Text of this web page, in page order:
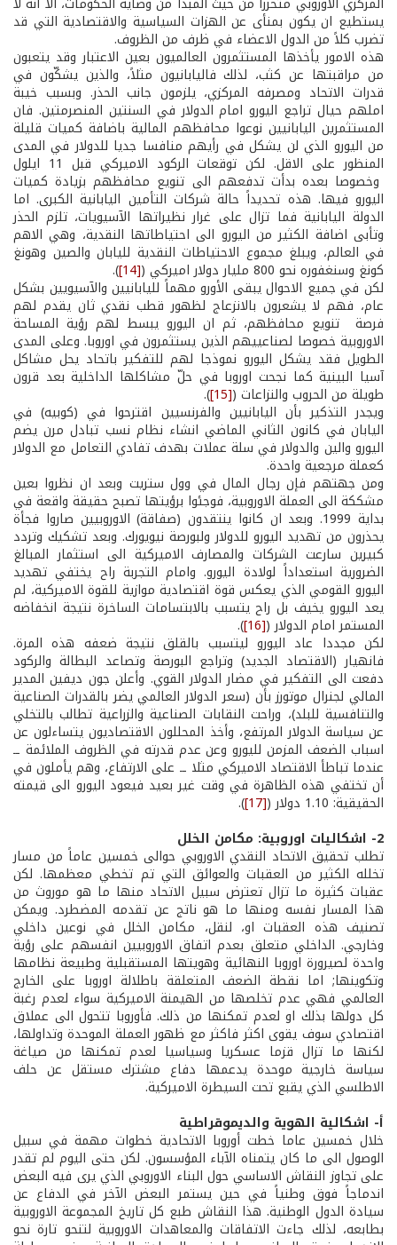
يستطيع ان يكون بمنأى عن الهزات السياسية والاقتصادية التي قد
تضرب كلاً من الدول الاعضاء في ظرف من الظروف.
هذه الامور يأخذها المستثمرون العالميون بعين الاعتبار وقد يتعبون
من مراقبتها عن كثب، لذلك فاليابانيون مثلاً، والذين يشكّون في
قدرات الاتحاد ومصرفه المركزي، يلزمون جانب الحذر. وبسبب خيبة
املهم حيال تراجع اليورو امام الدولار في السنتين المنصرمتين. فان
المستثمرين اليابانيين نوعوا محافظهم المالية باضافة كميات قليلة
من اليورو الذي لن يشكل في رأيهم منافسا جديا للدولار في المدى
المنظور على الاقل. لكن توقعات الركود الاميركي قبل 11 ايلول
وخصوصا بعده بدأت تدفعهم الى تنويع محافظهم بزيادة كميات
اليورو فيها. هذه تحديداً حالة شركات التأمين اليابانية الكبرى. اما
الدولة اليابانية فما تزال على غرار نظيراتها الآسيويات، تلزم الحذر
وتأبى اضافة الكثير من اليورو الى احتياطاتها النقدية، وهي الاهم
في العالم، ويبلغ مجموع الاحتياطات النقدية لليابان والصين وهونغ
كونغ وسنغفوره نحو 800 مليار دولار اميركي ( [14]
).
لكن في جميع الاحوال يبقى الأورو مهماً لليابانيين والآسيويين بشكل
عام، فهم لا يشعرون بالانزعاج لظهور قطب نقدي ثان يقدم لهم
فرصة تنويع محافظهم، ثم ان اليورو يبسط لهم رؤية المساحة
الاوروبية خصوصا لصناعييهم الذين يستثمرون في اوروبا. وعلى المدى
الطويل فقد يشكل اليورو نموذجا لهم للتفكير باتحاد يحل مشاكل
آسيا البينية كما نجحت اوروبا في حلّ مشاكلها الداخلية بعد قرون
طويلة من الحروب والنزاعات ([15]
).
ويجدر التذكير بأن اليابانيين والفرنسيين اقترحوا في (كوبيه) في
اليابان في كانون الثاني الماضي انشاء نظام نسب تبادل مرن يضم
اليورو والين والدولار في سلة عملات بهدف تفادي التعامل مع الدولار
كعملة مرجعية واحدة.
ومن جهتهم فإن رجال المال في وول ستريت وبعد ان نظروا بعين
مشككة الى العملة الاوروبية، فوجئوا برؤيتها تصبح حقيقة واقعة في
بداية 1999. وبعد ان كانوا ينتقدون (صفاقة) الاوروبيين صاروا فجأة
يحذرون من تهديد اليورو للدولار ولبورصة نيويورك. وبعد تشكيك وتردد
كبيرين سارعت الشركات والمصارف الاميركية الى استثمار المبالغ
الضرورية استعداداً لولادة اليورو. وامام التجربة راح يختفي تهديد
اليورو القومي الذي يعكس قوة اقتصادية موازية للقوة الاميركية، لم
يعد اليورو يخيف بل راح يتسبب بالابتسامات الساخرة نتيجة انخفاضه
المستمر امام الدولار ([16]
).
لكن مجددا عاد اليورو ليتسبب بالقلق نتيجة ضعفه هذه المرة.
فانهيار (الاقتصاد الجديد) وتراجع البورصة وتصاعد البطالة والركود
دفعت الى التفكير في مضار الدولار القوي. وأعلن جون ديفين المدير
المالي لجنرال موتورز بأن (سعر الدولار العالمي يضر بالقدرات الصناعية
والتنافسية للبلد)، وراحت النقابات الصناعية والزراعية تطالب بالتخلي
عن سياسة الدولار المرتفع، وأخذ المحللون الاقتصاديون يتساءلون عن
اسباب الضعف المزمن لليورو وعن عدم قدرته في الظروف الملائمة ــ
عندما تباطأ الاقتصاد الاميركي مثلا ــ على الارتفاع، وهم يأملون في
أن تختفي هذه الظاهرة في وقت غير بعيد فيعود اليورو الى قيمته
الحقيقية: 1.10 دولار ( [17]
).
2- اشكاليات اوروبية: مكامن الخلل
تطلب تحقيق الاتحاد النقدي الاوروبي حوالى خمسين عاماً من مسار
تخلله الكثير من العقبات والعوائق التي تم تخطي معظمها. لكن
عقبات كثيرة ما تزال تعترض سبيل الاتحاد منها ما هو موروث من
هذا المسار نفسه ومنها ما هو ناتج عن تقدمه المضطرد. ويمكن
تصنيف هذه العقبات او، لنقل، مكامن الخلل في نوعين داخلي
وخارجي. الداخلي متعلق بعدم اتفاق الاوروبيين انفسهم على رؤية
واحدة لصيرورة اوروبا النهائية وهويتها المستقبلية وطبيعة نظامها
وتكوينها; اما نقطة الضعف المتعلقة باطلالة اوروبا على الخارج
العالمي فهي عدم تخلصها من الهيمنة الاميركية سواء لعدم رغبة
كل دولها بذلك او لعدم تمكنها من ذلك. فأوروبا تتحول الى عملاق
اقتصادي سوف يقوى اكثر فاكثر مع ظهور العملة الموحدة وتداولها،
لكنها ما تزال قزما عسكريا وسياسيا لعدم تمكنها من صياغة
سياسة خارجية موحدة يدعمها دفاع مشترك مستقل عن حلف
الاطلسي الذي يقبع تحت السيطرة الاميركية.
أ- اشكالية الهوية والديموقراطية
خلال خمسين عاما خطت أوروبا الاتحادية خطوات مهمة في سبيل
الوصول الى ما كان يتمناه الآباء المؤسسون. لكن حتى اليوم لم تقدر
على تجاوز النقاش الاساسي حول البناء الاوروبي الذي يرى فيه البعض
اندماجاً فوق وطنياً في حين يستمر البعض الآخر في الدفاع عن
سيادة الدول الوطنية. هذا النقاش طبع كل تاريخ المجموعة الاوروبية
بطابعه، لذلك جاءت الاتفاقات والمعاهدات الاوروبية لتنحو تارة نحو